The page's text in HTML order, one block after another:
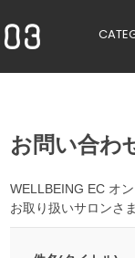
お問い合わ
WELLBEING EC オ
お取り扱いサロンさ